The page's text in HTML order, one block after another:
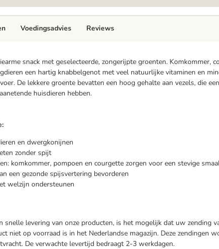
snack met geselecteerde, zongerijpte groenten. Komkommer,
een hartig knabbelgenot met veel natuurlijke vitaminen en
De lekkere groente bevatten een hoog gehalte aan vezels, die
huisdieren hebben.
en dwergkonijnen
zonder spijt
komkommer, pompoen en courgette zorgen voor een stevige
een gezonde spijsvertering bevorderen
welzijn ondersteunen
snelle levering van onze producten, is het mogelijk dat uw zending
niet op voorraad is in het Nederlandse magazijn. Deze zendingen
De verwachte levertijd bedraagt 2-3 werkdagen.
Voedingsadvies Reviews